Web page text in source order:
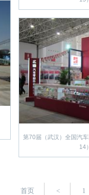
第70届（武汉）全国汽
14
首页 < 1